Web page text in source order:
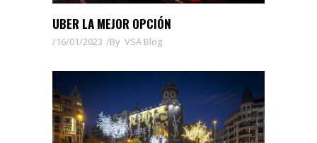
UBER LA MEJOR OPCIÓN
16/01/2023 By VSA Blog